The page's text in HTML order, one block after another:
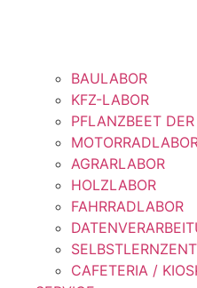
BAULABOR
KFZ-LABOR
PFLANZBEET
AGRARLABOR
HOLZLABOR
FAHRRADLABOR
CAFETERIA /